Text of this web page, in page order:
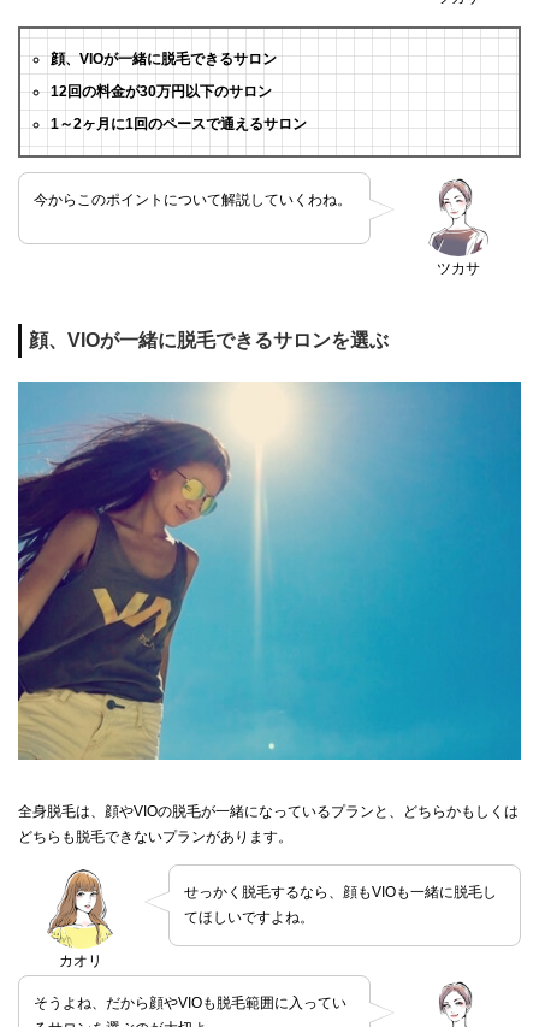
顔、VIOが一緒に脱毛できるサロン
12回の料金が30万円以下のサロン
1～2ヶ月に1回のペースで通えるサロン
ツカサ
今からこのポイントについて解説していくわね。
顔、VIOが一緒に脱毛できるサロンを選ぶ
全身脱毛は、顔やVIOの脱毛が一緒になっているプランと、どちらかもしくは
どちらも脱毛できないプランがあります。
カオリ
せっかく脱毛するなら、顔もVIOも一緒に脱毛し
てほしいですよね。
そうよね、だから顔やVIOも脱毛範囲に入ってい